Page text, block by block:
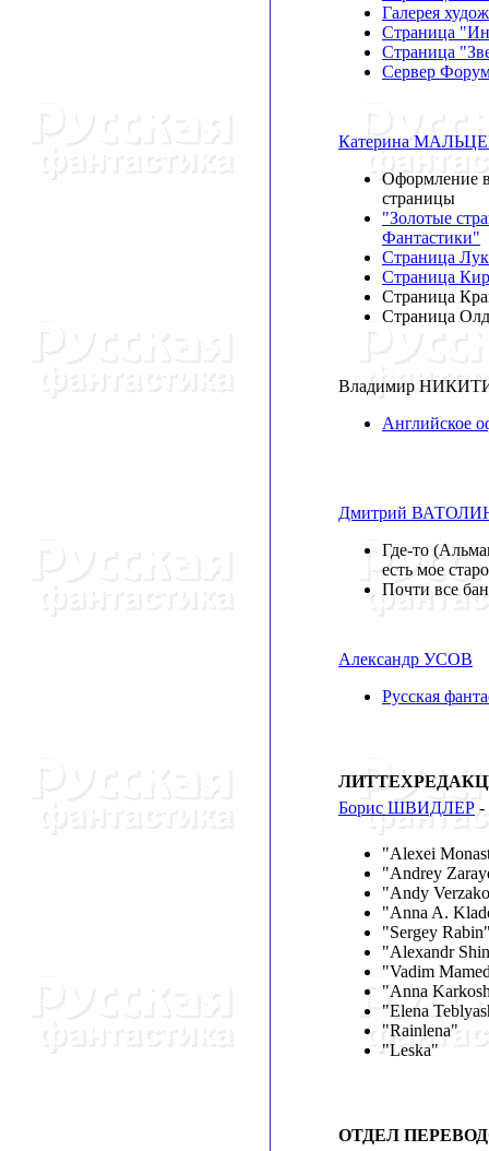
Галерея
Страница
Страница
Сервер
Катерина
Оформление
страницы
"Золотые
Фантастики"
Страница
Страница
Страница
Страница
Владимир
Английское
Дмитрий
Где-то
есть мое
Почти все
Александр УСОВ
Русская
Борис ШВИДЛЕР -
"Alexei
"Andrey
"Andy
"Anna A.
"Sergey
"Alexandr
"Vadim
"Anna
"Elena
"Rainlena"
"Leska"
ОТДЕЛ